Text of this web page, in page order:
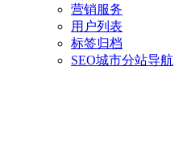
营销服务
用户列表
标签归档
SEO城市分站导航